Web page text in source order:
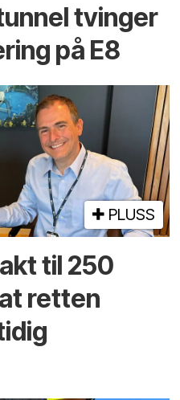
tvinger
på E8
PLUSS
til 250
retten